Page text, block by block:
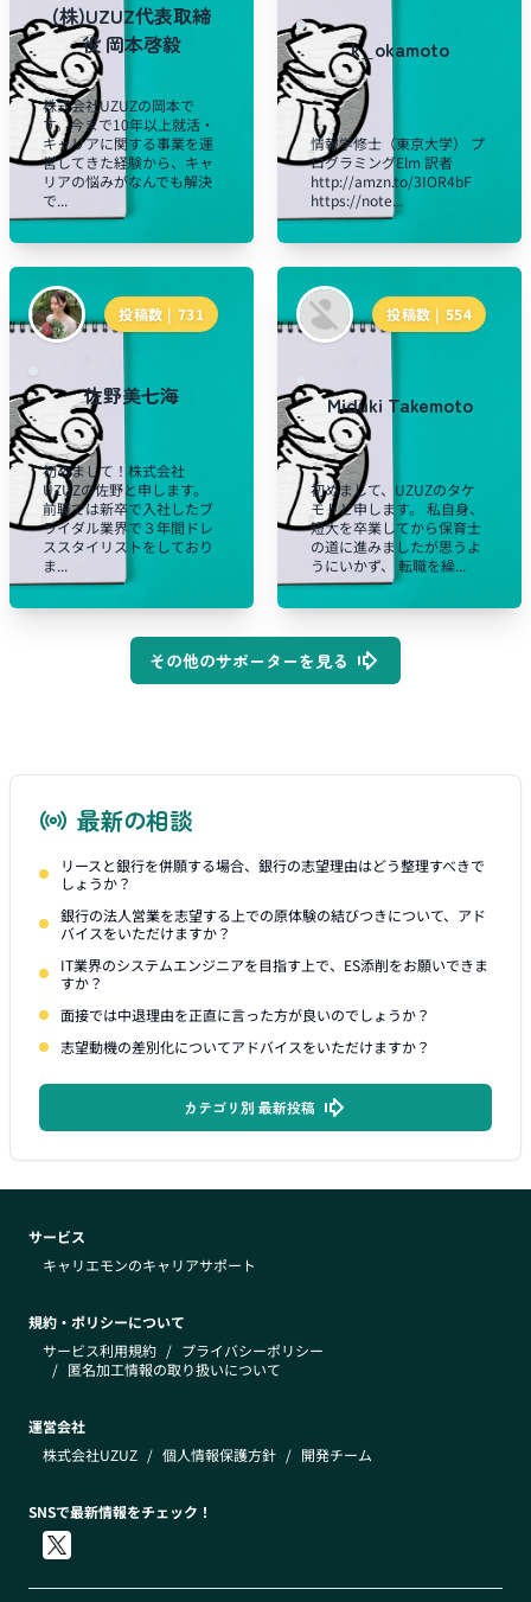
(株)UZUZ代表取締
役 岡本啓毅
株式会社UZUZの岡本で
す。今まで10年以上就活・
キャリアに関する事業を運
営してきた経験から、キャ
リアの悩みがなんでも解決
で...
k_okamoto
情報学修士（東京大学） プ
ログラミングElm 訳者
http://amzn.to/3IOR4bF
https://note...
投稿数 | 731
佐野美七海
初めまして！株式会社
UZUZの佐野と申します。
前職では新卒で入社したブ
ライダル業界で３年間ドレ
ススタイリストをしており
ま...
投稿数 | 554
Miduki Takemoto
初めまして、UZUZのタケ
モトと申します。 私自身、
短大を卒業してから保育士
の道に進みましたが思うよ
うにいかず、 転職を繰...
その他のサポーターを見る
最新の相談
リースと銀行を併願する場合、銀行の志望理由はどう整理すべきで
しょうか？
銀行の法人営業を志望する上での原体験の結びつきについて、アド
バイスをいただけますか？
IT業界のシステムエンジニアを目指す上で、ES添削をお願いできま
すか？
面接では中退理由を正直に言った方が良いのでしょうか？
志望動機の差別化についてアドバイスをいただけますか？
カテゴリ別 最新投稿
サービス
キャリエモンのキャリアサポート
規約・ポリシーについて
サービス利用規約 / プライバシーポリシー
/ 匿名加工情報の取り扱いについて
運営会社
株式会社UZUZ / 個人情報保護方針 / 開発チーム
SNSで最新情報をチェック！